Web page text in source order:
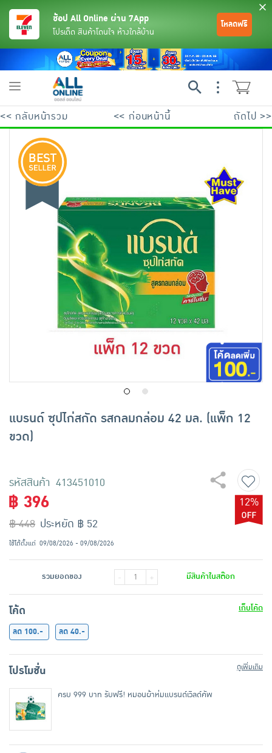
เครื่องดื่มและผงชงดื่ม
เครื่องปรุงรสและของแห้ง
ขนมขบเคี้ยว และช็อคโกแลต
พระเครื่อง test pop
ช้อป All Online ผ่าน 7App
โปรเด็ด สินค้าโดนใจ ห้างใกล้บ้าน
โหลดฟรี
Toggle
<< กลับหน้ารวม << ก่อนหน้านี้ ถัดไป >>
แบรนด์ ซุปไก่สกัด รสกลมกล่อม 42 มล. (แพ็ก 12
ขวด)
รหัสสินค้า 413451010
฿ 396
฿ 448
12%
ประหยัด ฿ 52
ใช้ได้ตั้งแต่ 09/08/2026 - 09/08/2026
รวมยอดของ - + มีสินค้าในสต๊อก
โค้ด
เก็บโค้ด
ลด 100.-
ลด 40.-
โปรโมชั่น ดูเพิ่มเติม
ครบ 999 บาท รับฟรี! หมอนผ้าห่มแบรนด์เวิลด์คัพ